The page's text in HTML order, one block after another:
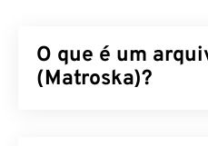
Format (DMF). O DMF
múltiplas legendas (
O que é um
(Matroska)?